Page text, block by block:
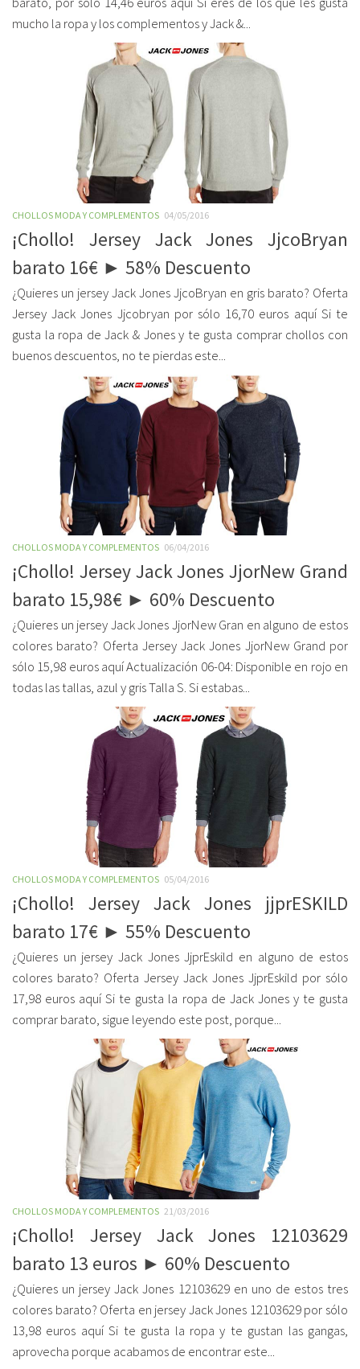
mucho la ropa y los complementos y Jack &...
CHOLLOS MODA Y COMPLEMENTOS 04/05/2016
¡Chollo! Jersey Jack Jones JjcoBryan
barato 16€ ► 58% Descuento
¿Quieres un jersey Jack Jones JjcoBryan en gris barato? Oferta
Jersey Jack Jones Jjcobryan por sólo 16,70 euros aquí Si te
gusta la ropa de Jack & Jones y te gusta comprar chollos con
buenos descuentos, no te pierdas este...
CHOLLOS MODA Y COMPLEMENTOS 06/04/2016
¡Chollo! Jersey Jack Jones JjorNew Grand
barato 15,98€ ► 60% Descuento
¿Quieres un jersey Jack Jones JjorNew Gran en alguno de estos
colores barato? Oferta Jersey Jack Jones JjorNew Grand por
sólo 15,98 euros aquí Actualización 06-04: Disponible en rojo en
todas las tallas, azul y gris Talla S. Si estabas...
CHOLLOS MODA Y COMPLEMENTOS 05/04/2016
¡Chollo! Jersey Jack Jones jjprESKILD
barato 17€ ► 55% Descuento
¿Quieres un jersey Jack Jones JjprEskild en alguno de estos
colores barato? Oferta Jersey Jack Jones JjprEskild por sólo
17,98 euros aquí Si te gusta la ropa de Jack Jones y te gusta
comprar barato, sigue leyendo este post, porque...
CHOLLOS MODA Y COMPLEMENTOS 21/03/2016
¡Chollo! Jersey Jack Jones 12103629
barato 13 euros ► 60% Descuento
¿Quieres un jersey Jack Jones 12103629 en uno de estos tres
colores barato? Oferta en jersey Jack Jones 12103629 por sólo
13,98 euros aquí Si te gusta la ropa y te gustan las gangas,
aprovecha porque acabamos de encontrar este...